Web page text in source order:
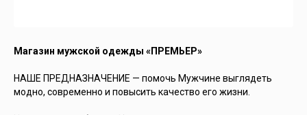
Магазин мужской одежды «ПРЕМЬЕР»
НАШЕ ПРЕДНАЗНАЧЕНИЕ — помочь Мужчине выглядеть
модно, современно и повысить качество его жизни.